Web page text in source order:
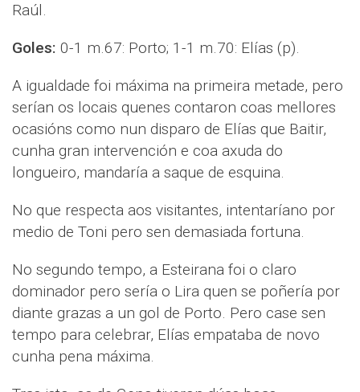
Raúl.
Goles: 0-1 m.67: Porto; 1-1 m.70: Elías (p).
A igualdade foi máxima na primeira metade, pero
serían os locais quenes contaron coas mellores
ocasións como nun disparo de Elías que Baitir,
cunha gran intervención e coa axuda do
longueiro, mandaría a saque de esquina.
No que respecta aos visitantes, intentaríano por
medio de Toni pero sen demasiada fortuna.
No segundo tempo, a Esteirana foi o claro
dominador pero sería o Lira quen se poñería por
diante grazas a un gol de Porto. Pero case sen
tempo para celebrar, Elías empataba de novo
cunha pena máxima.